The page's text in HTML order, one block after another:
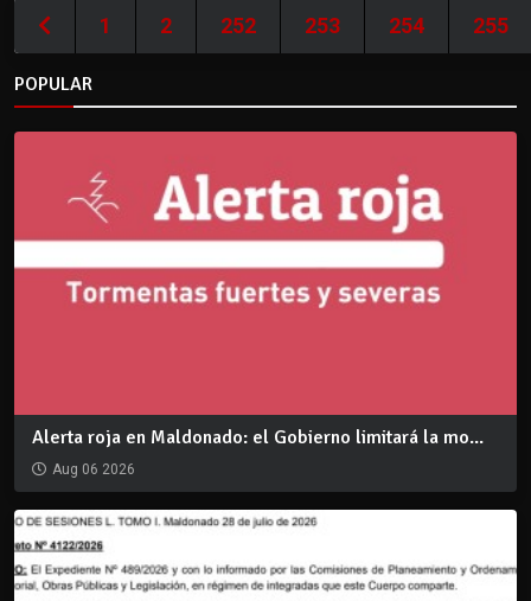
1 2 252 253 254 255
POPULAR
Alerta roja en Maldonado: el Gobierno limitará la mo...
Aug 06 2026